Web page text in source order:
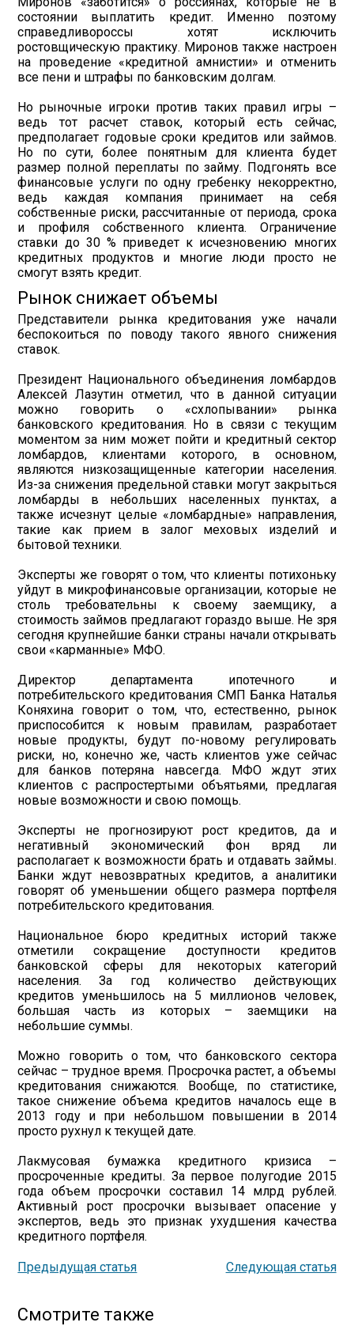
состоянии выплатить кредит. Именно поэтому
справедливороссы хотят исключить
ростовщическую практику. Миронов также настроен
на проведение «кредитной амнистии» и отменить
все пени и штрафы по банковским долгам.
Но рыночные игроки против таких правил игры –
ведь тот расчет ставок, который есть сейчас,
предполагает годовые сроки кредитов или займов.
Но по сути, более понятным для клиента будет
размер полной переплаты по займу. Подгонять все
финансовые услуги по одну гребенку некорректно,
ведь каждая компания принимает на себя
собственные риски, рассчитанные от периода, срока
и профиля собственного клиента. Ограничение
ставки до 30 % приведет к исчезновению многих
кредитных продуктов и многие люди просто не
смогут взять кредит.
Рынок снижает объемы
Представители рынка кредитования уже начали
беспокоиться по поводу такого явного снижения
ставок.
Президент Национального объединения ломбардов
Алексей Лазутин отметил, что в данной ситуации
можно говорить о «схлопывании» рынка
банковского кредитования. Но в связи с текущим
моментом за ним может пойти и кредитный сектор
ломбардов, клиентами которого, в основном,
являются низкозащищенные категории населения.
Из-за снижения предельной ставки могут закрыться
ломбарды в небольших населенных пунктах, а
также исчезнут целые «ломбардные» направления,
такие как прием в залог меховых изделий и
бытовой техники.
Эксперты же говорят о том, что клиенты потихоньку
уйдут в микрофинансовые организации, которые не
столь требовательны к своему заемщику, а
стоимость займов предлагают гораздо выше. Не зря
сегодня крупнейшие банки страны начали открывать
свои «карманные» МФО.
Директор департамента ипотечного и
потребительского кредитования СМП Банка Наталья
Коняхина говорит о том, что, естественно, рынок
приспособится к новым правилам, разработает
новые продукты, будут по-новому регулировать
риски, но, конечно же, часть клиентов уже сейчас
для банков потеряна навсегда. МФО ждут этих
клиентов с распростертыми объятьями, предлагая
новые возможности и свою помощь.
Эксперты не прогнозируют рост кредитов, да и
негативный экономический фон вряд ли
располагает к возможности брать и отдавать займы.
Банки ждут невозвратных кредитов, а аналитики
говорят об уменьшении общего размера портфеля
потребительского кредитования.
Национальное бюро кредитных историй также
отметили сокращение доступности кредитов
банковской сферы для некоторых категорий
населения. За год количество действующих
кредитов уменьшилось на 5 миллионов человек,
большая часть из которых – заемщики на
небольшие суммы.
Можно говорить о том, что банковского сектора
сейчас – трудное время. Просрочка растет, а объемы
кредитования снижаются. Вообще, по статистике,
такое снижение объема кредитов началось еще в
2013 году и при небольшом повышении в 2014
просто рухнул к текущей дате.
Лакмусовая бумажка кредитного кризиса –
просроченные кредиты. За первое полугодие 2015
года объем просрочки составил 14 млрд рублей.
Активный рост просрочки вызывает опасение у
экспертов, ведь это признак ухудшения качества
кредитного портфеля.
Предыдущая статья Следующая статья
Смотрите также